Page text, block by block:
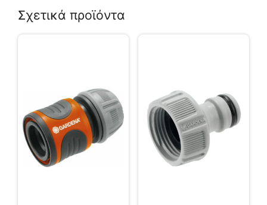
Σχετικά προϊόντα